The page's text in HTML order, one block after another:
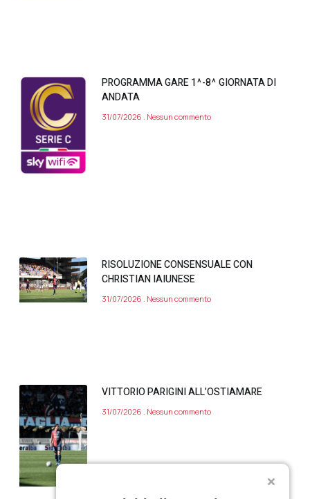
PROGRAMMA GARE 1^-8^ GIORNATA DI
ANDATA
31/07/2026 Nessun commento
RISOLUZIONE CONSENSUALE CON
CHRISTIAN IAIUNESE
31/07/2026 Nessun commento
VITTORIO PARIGINI ALL’OSTIAMARE
31/07/2026 Nessun commento